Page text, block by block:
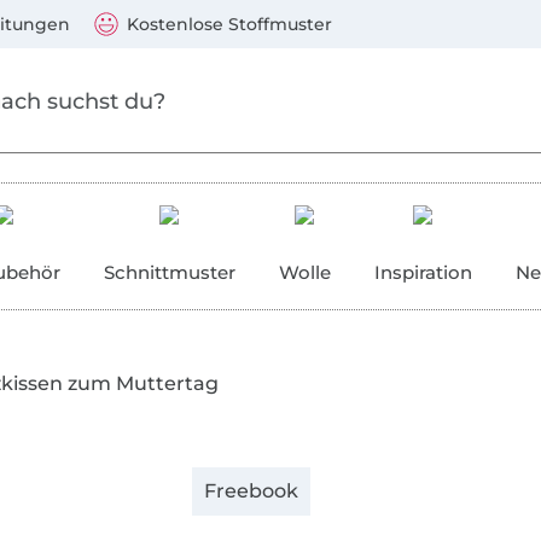
Kostenlose Stoffmuster
Schnittmuster Wolle Inspiration
zum Muttertag
Freebook
Mastercard, PayPal, Giropay, Kauf auf Rechnung,